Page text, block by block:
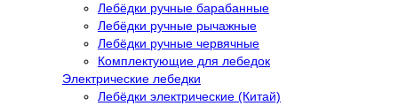
Лебёдки ручные барабанные
Лебёдки ручные рычажные
Лебёдки ручные червячные
Комплектующие для лебедок
Электрические лебедки
Лебёдки электрические (Китай)